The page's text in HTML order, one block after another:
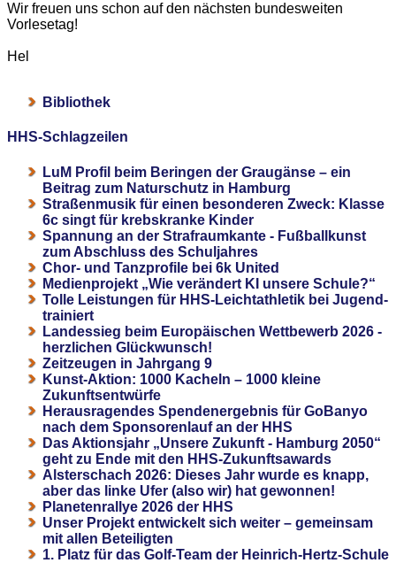
Wir freuen uns schon auf den nächsten bundesweiten
Vorlesetag!
Hel
Bibliothek
HHS-Schlagzeilen
LuM Profil beim Beringen der Graugänse – ein
Beitrag zum Naturschutz in Hamburg
Straßenmusik für einen besonderen Zweck: Klasse
6c singt für krebskranke Kinder
Spannung an der Strafraumkante - Fußballkunst
zum Abschluss des Schuljahres
Chor- und Tanzprofile bei 6k United
Medienprojekt „Wie verändert KI unsere Schule?“
Tolle Leistungen für HHS-Leichtathletik bei Jugend-
trainiert
Landessieg beim Europäischen Wettbewerb 2026 -
herzlichen Glückwunsch!
Zeitzeugen in Jahrgang 9
Kunst-Aktion: 1000 Kacheln – 1000 kleine
Zukunftsentwürfe
Herausragendes Spendenergebnis für GoBanyo
nach dem Sponsorenlauf an der HHS
Das Aktionsjahr „Unsere Zukunft - Hamburg 2050“
geht zu Ende mit den HHS-Zukunftsawards
Alsterschach 2026: Dieses Jahr wurde es knapp,
aber das linke Ufer (also wir) hat gewonnen!
Planetenrallye 2026 der HHS
Unser Projekt entwickelt sich weiter – gemeinsam
mit allen Beteiligten
1. Platz für das Golf-Team der Heinrich-Hertz-Schule